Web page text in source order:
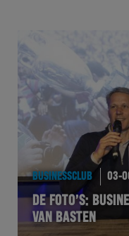
TELHER
HERVOL
HEREXC
EXCHER
VOLHER
BUSINESSCLUB 03-
DE FOTO’S:
VAN BASTEN